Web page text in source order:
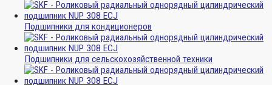
Подшипники для кондиционеров
Подшипники для сельскохозяйственной техники